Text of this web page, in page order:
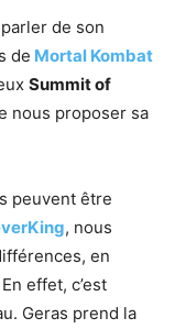
de son
de Mortal Kombat
Summit of
nous proposer sa
peuvent être
, nous
en
effet, c’est
Geras prend la